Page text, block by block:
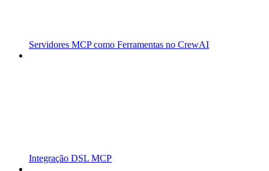
Servidores MCP como Ferramentas no CrewAI
Integração DSL MCP